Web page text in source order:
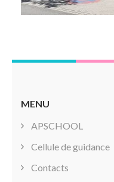
MENU
APSCHOOL
Cellule de guidance
Contacts